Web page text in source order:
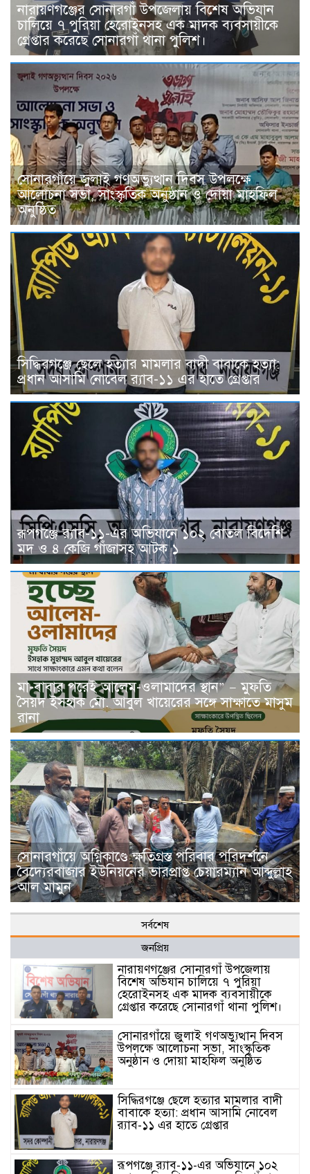
নারায়ণগঞ্জের সোনারগাঁ উপজেলায় বিশেষ অভিযান
চালিয়ে ৭ পুরিয়া হেরোইনসহ এক মাদক ব্যবসায়ীকে
গ্রেপ্তার করেছে সোনারগাঁ থানা পুলিশ।
সোনারগাঁয়ে জুলাই গণঅভ্যুত্থান দিবস উপলক্ষে
আলোচনা সভা, সাংস্কৃতিক অনুষ্ঠান ও দোয়া মাহফিল
অনুষ্ঠিত
সিদ্ধিরগঞ্জে ছেলে হত্যার মামলার বাদী বাবাকে হত্যা:
প্রধান আসামি নোবেল র‍্যাব-১১ এর হাতে গ্রেপ্তার
রূপগঞ্জে র‍্যাব-১১-এর অভিযানে ১০২ বোতল বিদেশি
মদ ও ৪ কেজি গাঁজাসহ আটক ১
মা-বাবার পরেই আলেম-ওলামাদের স্থান” — মুফতি
সৈয়দ ইসহাক মো. আবুল খায়েরের সঙ্গে সাক্ষাতে মাসুম
রানা
সোনারগাঁয়ে অগ্নিকাণ্ডে ক্ষতিগ্রস্ত পরিবার পরিদর্শনে
বৈদ্যেরবাজার ইউনিয়নের ভারপ্রাপ্ত চেয়ারম্যান আব্দুল্লাহ
আল মামুন
সর্বশেষ
জনপ্রিয়
নারায়ণগঞ্জের সোনারগাঁ উপজেলায়
বিশেষ অভিযান চালিয়ে ৭ পুরিয়া
হেরোইনসহ এক মাদক ব্যবসায়ীকে
গ্রেপ্তার করেছে সোনারগাঁ থানা পুলিশ।
সোনারগাঁয়ে জুলাই গণঅভ্যুত্থান দিবস
উপলক্ষে আলোচনা সভা, সাংস্কৃতিক
অনুষ্ঠান ও দোয়া মাহফিল অনুষ্ঠিত
সিদ্ধিরগঞ্জে ছেলে হত্যার মামলার বাদী
বাবাকে হত্যা: প্রধান আসামি নোবেল
র‍্যাব-১১ এর হাতে গ্রেপ্তার
রূপগঞ্জে র‍্যাব-১১-এর অভিযানে ১০২